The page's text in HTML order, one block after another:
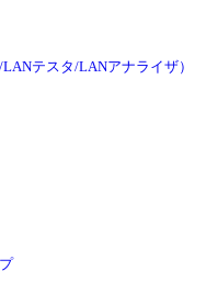
テスタ/LANアナライザ）